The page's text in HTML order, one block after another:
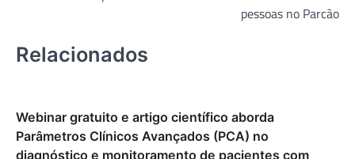
pessoas no Parcão
Relacionados
Webinar gratuito e artigo científico aborda
Parâmetros Clínicos Avançados (PCA) no
diagnóstico e monitoramento de pacientes com